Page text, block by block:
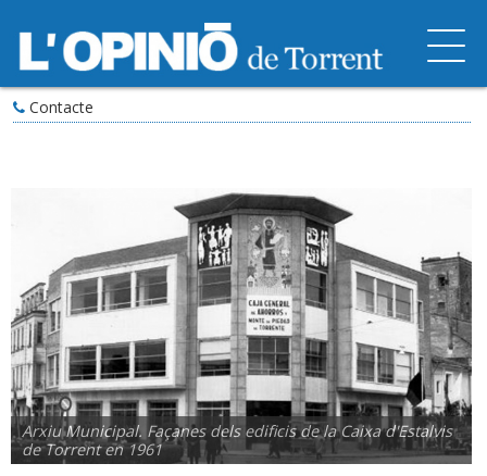
Contacte
Arxiu Municipal. Façanes dels edificis de la Caixa d'Estalvis
de Torrent en 1961